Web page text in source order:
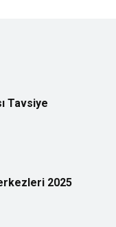
Tavsiye
2025